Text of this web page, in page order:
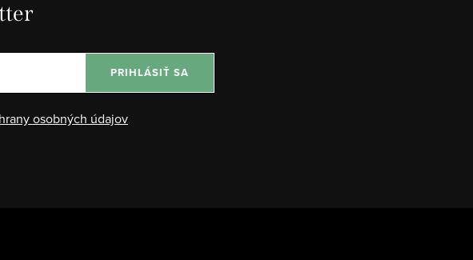
osobných údajov
PRIHLÁSIŤ SA